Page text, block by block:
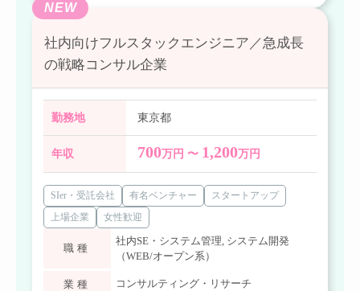
NEW
社内向けフルスタックエンジニア／急成長
の戦略コンサル企業
勤務地 東京都
年収 700万円 〜 1,200万円
SIer・受託会社 有名ベンチャー
スタートアップ
上場企業
女性歓迎
職種
社内SE・システム管理, システム開発
（WEB/オープン系）
業種 コンサルティング・リサーチ